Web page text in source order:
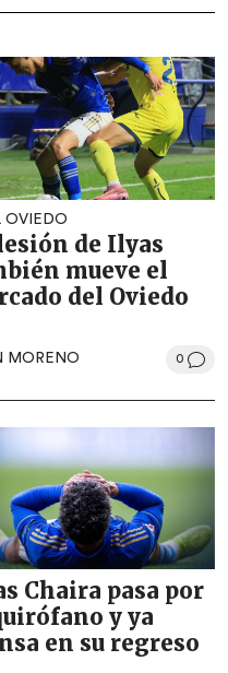
OVIEDO
de Ilyas
mueve el
del Oviedo
MORENO 0
Chaira pasa por
y ya
en su regreso